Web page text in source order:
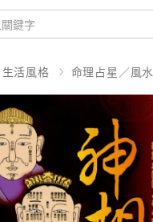
生活風格 命理占星／風水